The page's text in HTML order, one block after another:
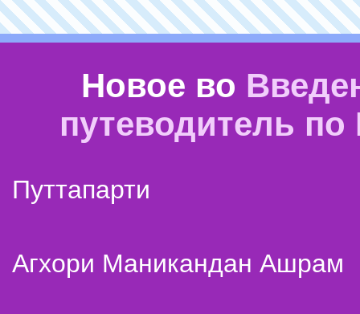
Новое во
путеводитель
Путтапарти
Агхори Маникандан Ашрам